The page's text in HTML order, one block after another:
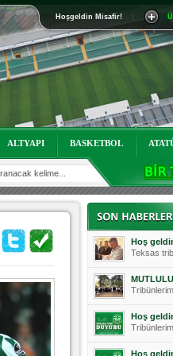
Hoşgeldin Misafir!
ALTYAPI BASKETBOL
Teksas
Teksaslı
Hoş
Hoş
Hoş
Teksas
Hoş
Teksas
Hoş
Hoş